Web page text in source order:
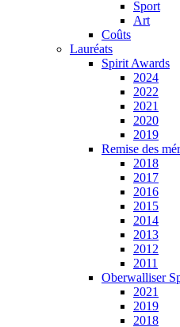
Sport
Art
Coûts
Lauréats
Spirit Awards
2024
2022
2021
2020
2019
Remise des
2018
2017
2016
2015
2014
2013
2012
2011
Oberwalliser
2021
2019
2018